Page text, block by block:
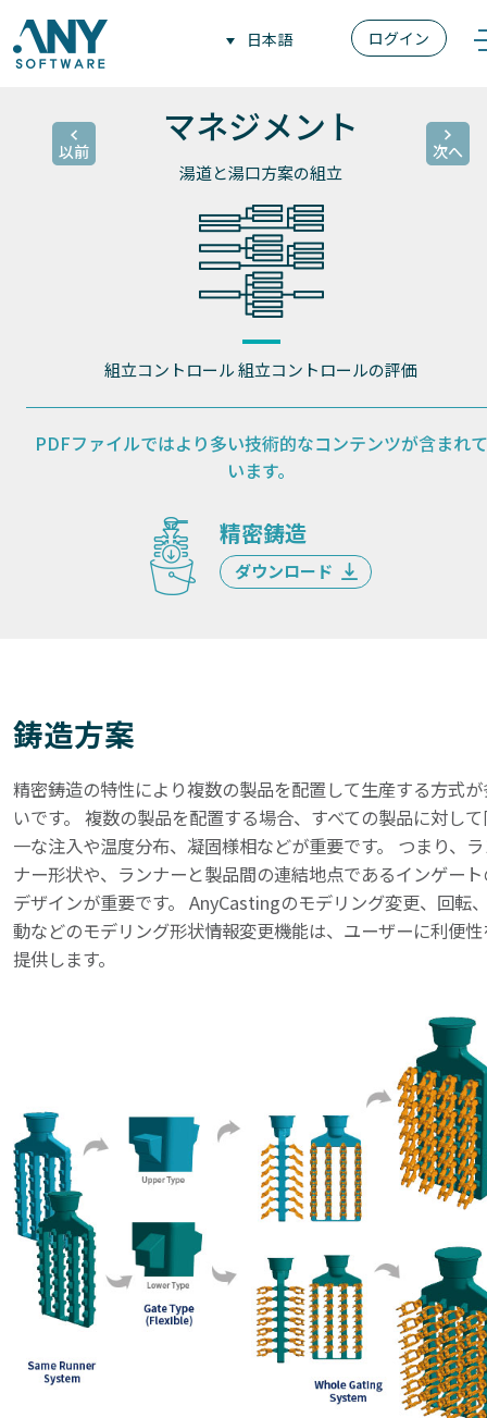
ログイン
日本語
マネジメント
湯道と湯口方案の組立
次へ
以前
組立コントロール組立コントロールの評価
PDFファイルではより多い技術的なコンテンツが含まれて
います。
精密鋳造
ダウンロード
鋳造方案
精密鋳造の特性により複数の製品を配置して生産する方式
いです。 複数の製品を配置する場合、すべての製品に対し
一な注入や温度分布、凝固様相などが重要です。 つまり、
ナー形状や、ランナーと製品間の連結地点であるインゲー
デザインが重要です。 AnyCastingのモデリング変更、回転
動などのモデリング形状情報変更機能は、ユーザーに利便
提供します。